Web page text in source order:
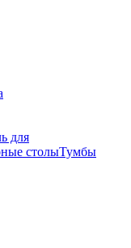
для
столыТумбы